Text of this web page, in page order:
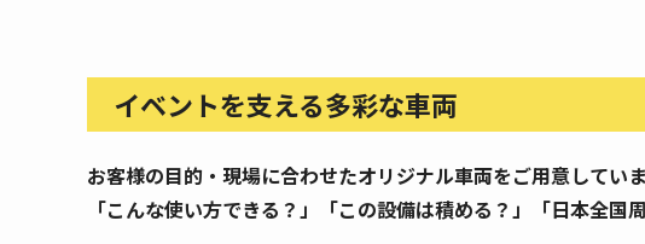
イベントを支える多彩な車両
お客様の目的・現場に合わせたオリジナル車両をご用意していま
「こんな使い方できる？」「この設備は積める？」「日本全国